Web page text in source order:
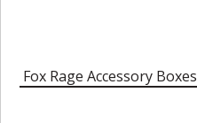
Fox Rage Accessory Boxes